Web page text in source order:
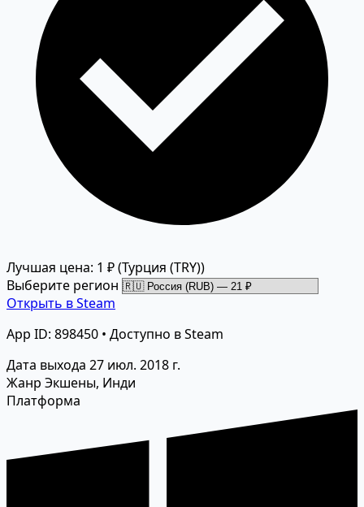
Лучшая цена: 1 ₽(Турция (TRY))
Выберите регион
Открыть в Steam
App ID: 898450 • Доступно в Steam
Дата выхода 27 июл. 2018 г.
Жанр Экшены, Инди
Платформа